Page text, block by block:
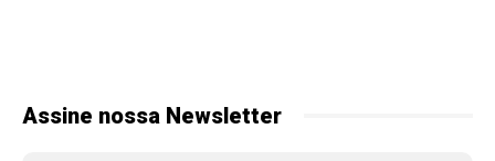
Assine nossa Newsletter